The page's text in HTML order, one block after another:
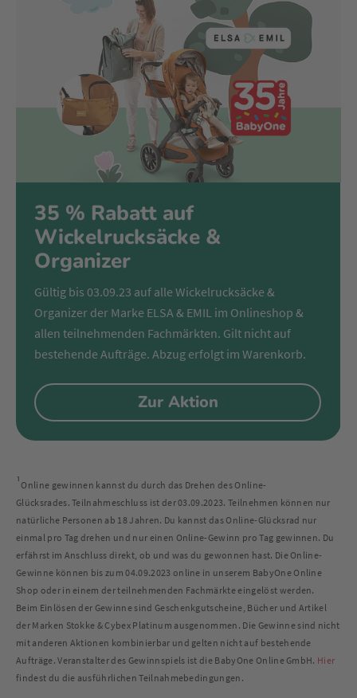
35 % Rabatt auf
Wickelrucksäcke &
Organizer
Gültig bis 03.09.23 auf alle Wickelrucksäcke &
Organizer der Marke ELSA & EMIL im Onlineshop &
allen teilnehmenden Fachmärkten. Gilt nicht auf
bestehende Aufträge. Abzug erfolgt im Warenkorb.
Zur Aktion
¹ Online gewinnen kannst du durch das Drehen des Online-
Glücksrades. Teilnahmeschluss ist der 03.09.2023. Teilnehmen können nur
natürliche Personen ab 18 Jahren. Du kannst das Online-Glücksrad nur
einmal pro Tag drehen und nur einen Online-Gewinn pro Tag gewinnen. Du
erfährst im Anschluss direkt, ob und was du gewonnen hast. Die Online-
Gewinne können bis zum 04.09.2023 online in unserem BabyOne Online
Shop oder in einem der teilnehmenden Fachmärkte eingelöst werden.
Beim Einlösen der Gewinne sind Geschenkgutscheine, Bücher und Artikel
der Marken Stokke & Cybex Platinum ausgenommen. Die Gewinne sind nicht
mit anderen Aktionen kombinierbar und gelten nicht auf bestehende
Aufträge. Veranstalter des Gewinnspiels ist die BabyOne Online GmbH. Hier
findest du die ausführlichen Teilnahmebedingungen.